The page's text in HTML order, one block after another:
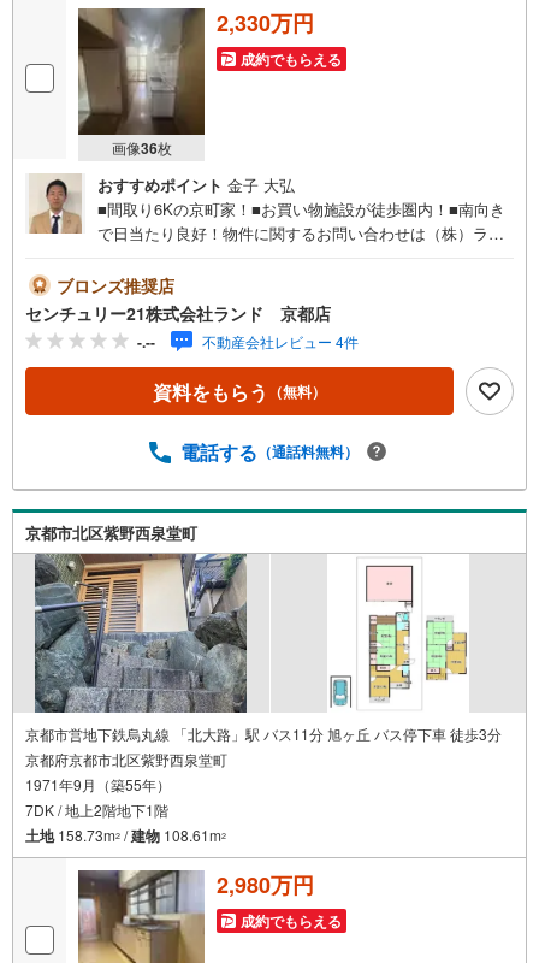
画像36枚
2,330万円
成約でもらえる
おすすめポイント 金子 大弘
■間取り6Kの京町家！■お買い物施設が徒歩圏内！■南向き
で日当たり良好！物件に関するお問い合わせは（株）ラン
ンチュリー21ランドについて＞●センチュリー21ランド京
都店は・・・ お客様のご希望をお客様の目線でご満足い
ただけるお住いを全力でお探し致します！●購入・売却・ロ
ーンのご相談など、些細なことでもお気軽にご相談下さい
ませ！●リフォームのご相談も承っております。○京阪鴨東
線 「出町柳」駅 徒歩約6分○京都市営地下鉄烏丸線 「今出
日定休日※祝日は営業）事前にご連絡いただけますと、スム
ブロンズ推奨店
センチュリー21株式会社ランド 京都店
-.-- 不動産会社レビュー 4件
資料をもらう （無料）
電話する （通話料無料）
京都市北区紫野西泉堂町
京都市営地下鉄烏丸線 「北大路」駅 バス11分 旭ヶ丘 バス停下車 徒歩3分
京都府京都市北区紫野西泉堂町
1971年9月（築55年）
7DK / 地上2階地下1階
土地158.73m2 /建物 108.61m2
2,980万円
成約でもらえる